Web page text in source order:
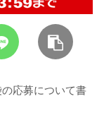
応募について書